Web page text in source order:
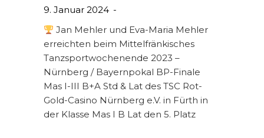
9. Januar 2024
Jan Mehler und Eva-Maria Mehler
erreichten beim Mittelfränkisches
Tanzsportwochenende 2023 –
Nürnberg / Bayernpokal BP-Finale
Mas I-III B+A Std & Lat des TSC Rot-
Gold-Casino Nürnberg e.V. in Fürth in
der Klasse Mas I B Lat den 5. Platz